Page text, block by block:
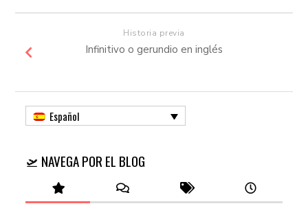
Historia previa
Infinitivo o gerundio en inglés
Español
🛫 NAVEGA POR EL BLOG